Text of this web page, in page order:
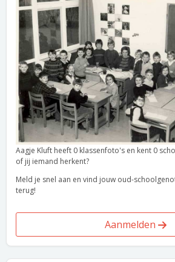
Aagje Kluft heeft 0 klassenfoto's en kent 0
of jij iemand herkent?
Meld je snel aan en vind jouw oud-
terug!
Aanmelden